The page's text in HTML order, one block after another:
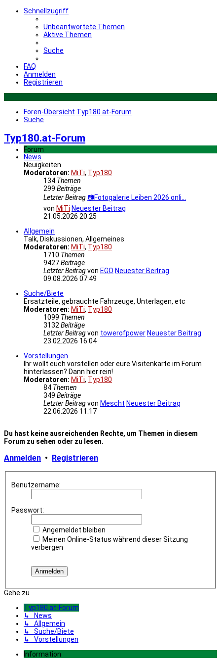
Schnellzugriff
Unbeantwortete Themen
Aktive Themen
Suche
FAQ
Anmelden
Registrieren
Foren-Übersicht Typ180.at-Forum
Suche
Typ180.at-Forum
Forum
News
Neuigkeiten
Moderatoren: MiTi, Typ180
134 Themen
299 Beiträge
Letzter Beitrag 📷Fotogalerie Leiben 2026 onli…
von MiTi Neuester Beitrag
21.05.2026 20:25
Allgemein
Talk, Diskussionen, Allgemeines
Moderatoren: MiTi, Typ180
1710 Themen
9427Beiträge
Letzter Beitragvon EGO Neuester Beitrag
09.08.2026 07:49
Suche/Biete
Ersatzteile, gebrauchte Fahrzeuge, Unterlagen, etc
Moderatoren: MiTi, Typ180
1099 Themen
3132 Beiträge
Letzter Beitragvon towerofpower Neuester Beitrag
23.02.2026 16:04
Vorstellungen
Ihr wollt euch vorstellen oder eure Visitenkarte im Forum
hinterlassen? Dann hier rein!
Moderatoren: MiTi, Typ180
84 Themen
349 Beiträge
Letzter Beitragvon Mescht Neuester Beitrag
22.06.2026 11:17
Du hast keine ausreichenden Rechte, um Themen in diesem
Forum zu sehen oder zu lesen.
Anmelden • Registrieren
Benutzername:
Passwort:
Angemeldet bleiben
Meinen Online-Status während dieser Sitzung
verbergen
Gehe zu
Typ180.at-Forum
↳ News
↳ Allgemein
↳ Suche/Biete
↳ Vorstellungen
Information